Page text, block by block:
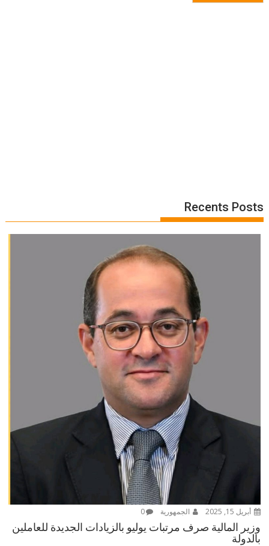
Recents Posts
أبريل 15, 2025 الجمهورية 0
وزير المالية صرف مرتبات يوليو بالزيادات الجديدة للعاملين
بالدولة